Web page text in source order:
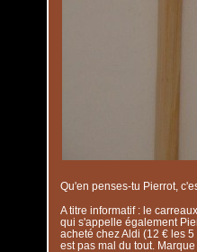
Qu'en penses-tu Pierrot,
A titre informatif : le
qui s'appelle également
acheté chez Aldi (12 € les
est pas mal du tout. Marque